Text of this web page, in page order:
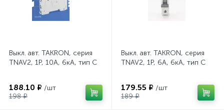
Выкл. авт. TAKRON, серия
TNAV2, 1P, 10А, 6кА, тип C
188.10 ₽ /шт
198 ₽
Выкл. авт. TAKRON, серия
TNAV2, 1P, 6А, 6кА, тип C
179.55 ₽ /шт
189 ₽